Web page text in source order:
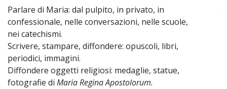
Parlare di Maria: dal pulpito, in privato, in
confessionale, nelle conversazioni, nelle scuole,
nei catechismi.
Scrivere, stampare, diffondere: opuscoli, libri,
periodici, immagini.
Diffondere oggetti religiosi: medaglie, statue,
fotografie di Maria Regina Apostolorum.